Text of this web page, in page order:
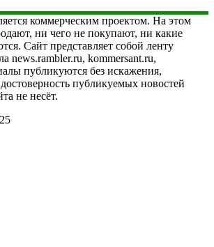
коммерческим проектом. На этом
ни чего не покупают, ни какие
Сайт представляет собой ленту
news.rambler.ru, kommersant.ru,
публикуются без искажения,
достоверность публикуемых новостей
не несёт.